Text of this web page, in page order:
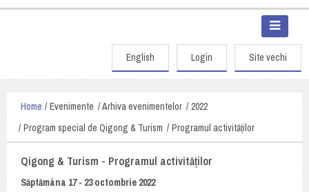
English Login Site vechi
Home Evenimente Arhiva evenimentelor
2022
Program special de Qigong & Turism
Programul activităților
Qigong & Turism - Programul activităților
Săptămâna 17 - 23 octombrie 2022